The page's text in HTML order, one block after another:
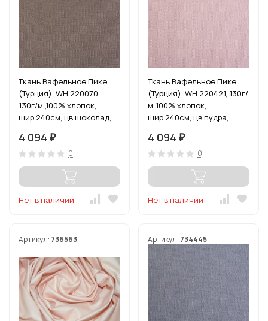
Ткань Вафельное Пике
(Турция), WH 220070,
130г/м ,100% хлопок,
шир.240см, цв.шоколад,
4 094 ₽
0
Нет в наличии
Ткань Вафельное Пике
(Турция), WH 220421, 130г/
м ,100% хлопок,
шир.240см, цв.пудра,
4 094 ₽
0
Нет в наличии
Артикул: 736563 Артикул: 734445